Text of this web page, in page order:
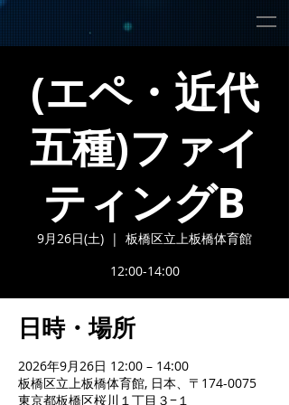
(エペ・近代
五種)ファイ
ティングB
9月26日(土)
  |
板橋区立上板橋体育館
12:00-14:00
日時・場所
2026年9月26日 12:00 – 14:00
板橋区立上板橋体育館, 日本、〒174-0075
東京都板橋区桜川１丁目３−１